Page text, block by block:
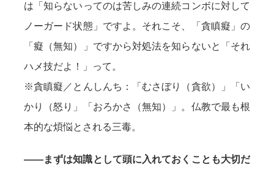
は「知らないってのは苦しみの連続コンボに対して
ノーガード状態」ですよ。それこそ、「貪瞋癡」の
「癡（無知）」ですから対処法を知らないと「それ
ハメ技だよ！」って。
※貪瞋癡／とんしんち：「むさぼり（貪欲）」「い
かり（怒り」「おろかさ（無知）」。仏教で最も根
本的な煩悩とされる三毒。
——まずは知識として頭に入れておくことも大切だ